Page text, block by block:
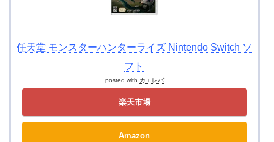
任天堂 モンスターハンターライズ Nintendo Switch ソ
フト
posted with カエレバ
楽天市場
Amazon